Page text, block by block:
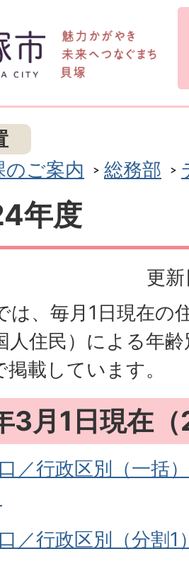
のご案内 総務部
年度
更
は、毎月1日現在の
人住民）による年
載しています。
3月1日現在
／行政区別（一括
／行政区別（分割